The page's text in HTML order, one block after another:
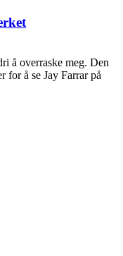
å overraske meg. Den
for å se Jay Farrar på